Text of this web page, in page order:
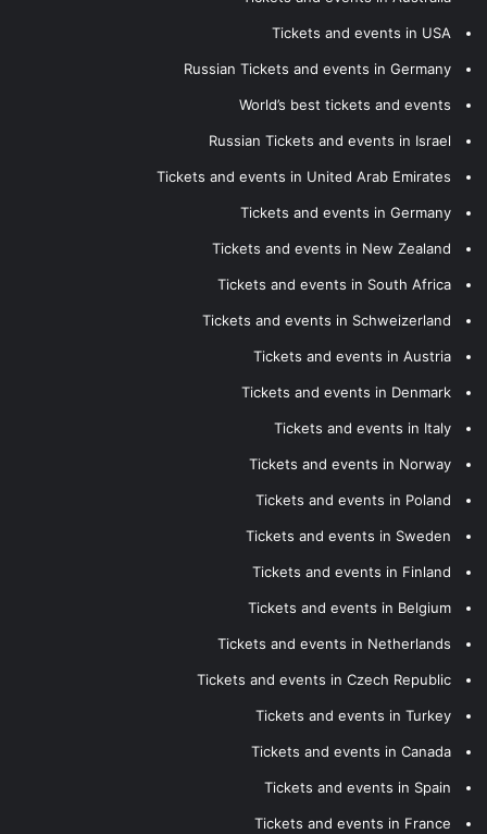
Tickets and events in USA
Russian Tickets and events in Germany
World’s best tickets and events
Russian Tickets and events in Israel
Tickets and events in United Arab Emirates
Tickets and events in Germany
Tickets and events in New Zealand
Tickets and events in South Africa
Tickets and events in Schweizerland
Tickets and events in Austria
Tickets and events in Denmark
Tickets and events in Italy
Tickets and events in Norway
Tickets and events in Poland
Tickets and events in Sweden
Tickets and events in Finland
Tickets and events in Belgium
Tickets and events in Netherlands
Tickets and events in Czech Republic
Tickets and events in Turkey
Tickets and events in Canada
Tickets and events in Spain
Tickets and events in France